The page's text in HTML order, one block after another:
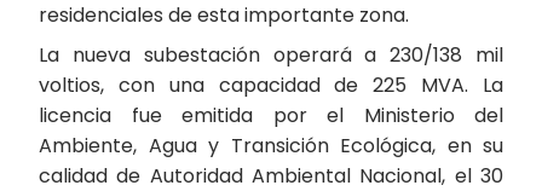
residenciales de esta importante zona.
La nueva subestación operará a 230/138 mil
voltios, con una capacidad de 225 MVA. La
licencia fue emitida por el Ministerio del
Ambiente, Agua y Transición Ecológica, en su
calidad de Autoridad Ambiental Nacional, el 30